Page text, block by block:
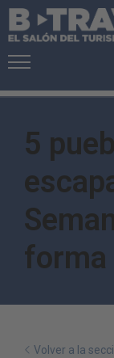
5
forma
Volver a la